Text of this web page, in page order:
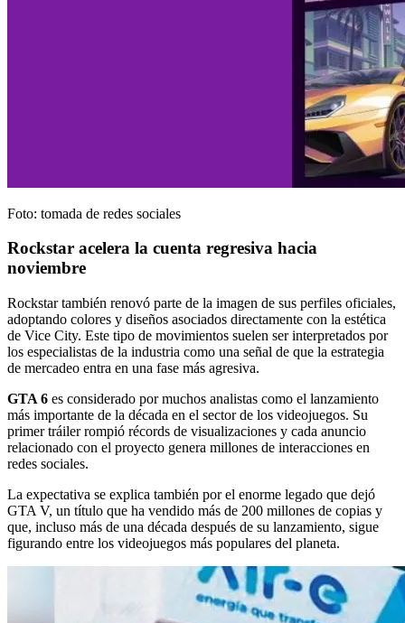
Foto: tomada de redes sociales
Rockstar acelera la cuenta regresiva hacia
noviembre
Rockstar también renovó parte de la imagen de sus perfiles oficiales,
adoptando colores y diseños asociados directamente con la estética
de Vice City. Este tipo de movimientos suelen ser interpretados por
los especialistas de la industria como una señal de que la estrategia
de mercadeo entra en una fase más agresiva.
GTA 6 es considerado por muchos analistas como el lanzamiento
más importante de la década en el sector de los videojuegos. Su
primer tráiler rompió récords de visualizaciones y cada anuncio
relacionado con el proyecto genera millones de interacciones en
redes sociales.
La expectativa se explica también por el enorme legado que dejó
GTA V, un título que ha vendido más de 200 millones de copias y
que, incluso más de una década después de su lanzamiento, sigue
figurando entre los videojuegos más populares del planeta.